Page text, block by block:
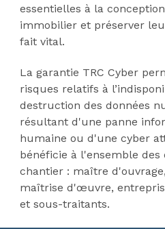
essentielles à la
immobilier et préserver
fait vital.
La garantie TRC Cyber
risques relatifs à
destruction des données
résultant d'une panne
humaine ou d'une cyber
bénéficie à l'ensemble
chantier : maître
maîtrise d'œuvre,
et sous-traitants.